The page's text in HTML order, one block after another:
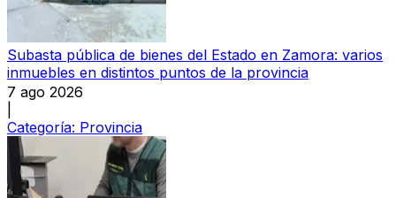
Subasta pública de bienes del Estado en Zamora: varios
inmuebles en distintos puntos de la provincia
7 ago 2026
Categoría: Provincia